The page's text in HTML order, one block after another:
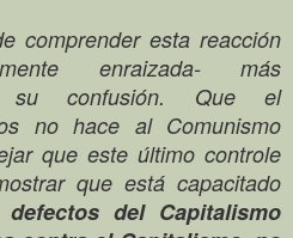
comprender esta reacción
enraizada- más
su confusión. Que el
no hace al Comunismo
que este último controle
que está capacitado
del Capitalismo